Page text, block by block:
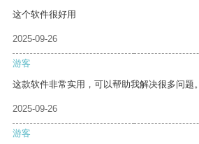
这个软件很好用
2025-09-26
游客
这款软件非常实用，可以帮助我解决很多问题。
2025-09-26
游客